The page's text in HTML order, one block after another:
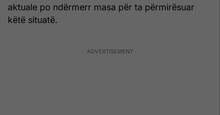
aktuale po ndërmerr masa për ta përmirësuar
këtë situatë.